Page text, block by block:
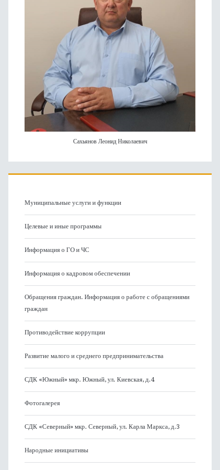
Сахьянов Леонид Николаевич
Муниципальные услуги и функции
Целевые и иные программы
Информация о ГО и ЧС
Информация о кадровом обеспечении
Обращения граждан. Информация о работе с обращениями
граждан
Противодействие коррупции
Развитие малого и среднего предпринимательства
СДК «Южный» мкр. Южный, ул. Киевская, д.4
Фотогалерея
СДК «Северный» мкр. Северный, ул. Карла Маркса, д.3
Народные инициативы